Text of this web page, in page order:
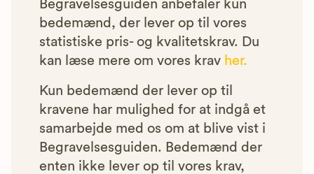
Begravelsesguiden anbefaler kun
bedemænd, der lever op til vores
statistiske pris- og kvalitetskrav. Du
kan læse mere om vores krav her.
Kun bedemænd der lever op til
kravene har mulighed for at indgå et
samarbejde med os om at blive vist i
Begravelsesguiden. Bedemænd der
enten ikke lever op til vores krav,